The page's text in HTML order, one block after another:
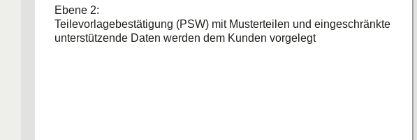
Ebene 2:
Teilevorlagebestätigung (PSW) mit Musterteilen und eingeschränkte
unterstützende Daten werden dem Kunden vorgelegt